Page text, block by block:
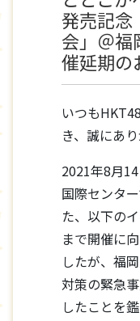
発売記念
会」＠
催延期の
いつも
き、誠にあ
2021年8月
国際センタ
た、以下の
まで開催に
したが、福
対策の緊急
したことを